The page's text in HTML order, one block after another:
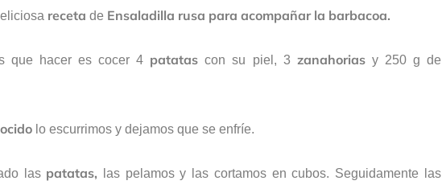
receta de Ensaladilla rusa para acompañar la barbacoa.
que hacer es cocer 4 patatas con su piel, 3 zanahoriasy 250 g de
lo escurrimos y dejamos que se enfríe.
las patatas, las pelamos y las cortamos en cubos. Seguidamente las